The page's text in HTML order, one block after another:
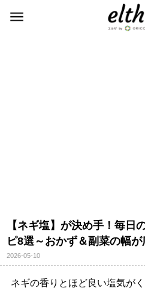
【ネギ塩】が決め手！毎日
ピ8選～おかず＆副菜の幅が
2026-05-10
ネギの香りとほど良い塩気が